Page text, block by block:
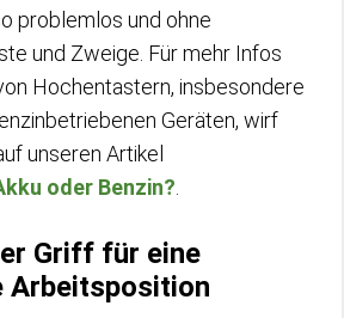
problemlos und ohne
und Zweige. Für mehr Infos
Hochentastern, insbesondere
Geräten, wirf
unseren Artikel
oder Benzin?
Griff für eine